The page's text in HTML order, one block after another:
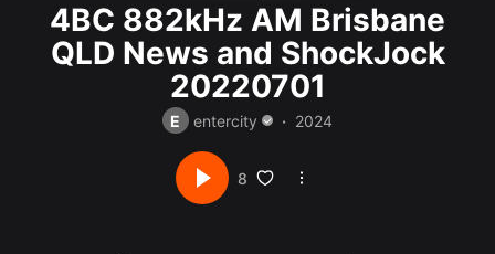
4BC 882kHz AM Brisbane
QLD News and ShockJock
20220701
E entercity 2024
8